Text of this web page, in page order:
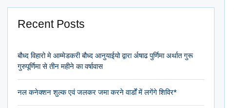
Recent Posts
बौध्द विहारो मे आम्मेडकरी बौध्द आनुयाईयो द्वारा र्अषाढ पुर्णिमा अर्थात गुरू
गुरुपूर्णिमा से तीन महीने का वर्षावास
नल कनेक्शन शुल्क एवं जलकर जमा करने वार्डों में लगेंगे शिविर*